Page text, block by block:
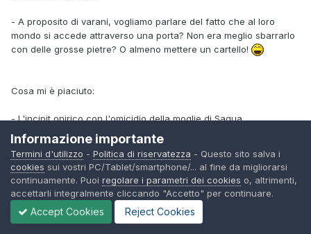
- A proposito di varani, vogliamo parlare del fatto che al loro
mondo si accede attraverso una porta? Non era meglio sbarrarlo
con delle grosse pietre? O almeno mettere un cartello!
Cosa mi è piaciuto:
- L'incipit onirico con l'omicidio della moglie di Sagua
- Lo scontro a fuoco con i trafficanti di armi, reso in maniera
molto cinematografica da Civitelli
- La figura di Sagua, che ho constatato stare sulle scatole a molti
e io invece trovo dignitosa, alla fine si schiera sempre con Tex e
non è colpa sua se ha una madre demente...
Informazione importante
Termini d'utilizzo - Politica di riservatezza - Questo sito salva i
cookies sui vostri PC/Tablet/smartphone/... al fine da migliorarsi
continuamente. Puoi regolare i parametri dei cookies o, altrimenti,
accettarli integralmente cliccando "Accetto" per continuare.
Accept Cookies Reject Cookies